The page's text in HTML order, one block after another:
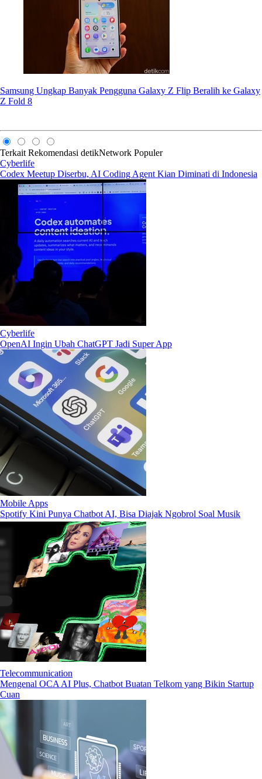
Samsung Ungkap Banyak Pengguna Galaxy Z Flip Beralih ke Galaxy
Z Fold 8
Terkait Rekomendasi detikNetwork Populer
Cyberlife
Codex Meetup Diserbu, AI Coding Agent Kian Diminati di Indonesia
Cyberlife
OpenAI Ingin Ubah ChatGPT Jadi Super App
Mobile Apps
Spotify Kini Punya Chatbot AI, Bisa Diajak Ngobrol Soal Musik
Telecommunication
Mengenal OCA AI Plus, Chatbot Buatan Telkom yang Bikin Startup
Cuan